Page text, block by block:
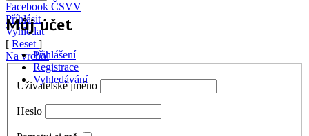
Můj účet
Přihlášení
Registrace
Vyhledávání
Facebook ČSVV
Příhlásit
Vyhledat
[ Reset]
Na vrchol
Uživatelské jméno
Heslo